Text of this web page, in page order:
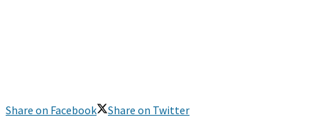
Share on Facebook
Share on Twitter